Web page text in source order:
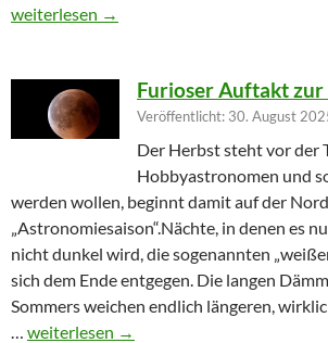
Zwischen Wort und Weltall – Abheben
weiterlesen →
Furioser Auftakt zur
Veröffentlicht: 30. August
Der Herbst steht vor der
Hobbyastronomen und
werden wollen, beginnt damit auf der
„Astronomiesaison“.Nächte, in denen es
nicht dunkel wird, die sogenannten
sich dem Ende entgegen. Die langen
Sommers weichen endlich längeren,
… Furioser Auftakt zur Herbstsaison
weiterlesen →